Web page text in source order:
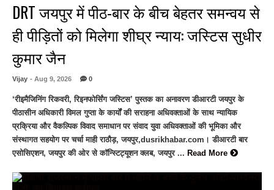
DRT जयपुर में पीठ-बार के बीच बेहतर समन्वय से
ही पीड़ितों को मिलेगा शीघ्र न्याय: जस्टिस सुधीर
कुमार जैन
Vijay - Aug 9, 2026 0
‘रीइमैजिनिंग रिकवरी, रिइनफोर्सिंग जस्टिस’ पुस्तक का अनावरण डीआरटी जयपुर के
पीठासीन अधिकारी विमल गुप्ता के कार्यों की सराहना अधिवक्ताओं के साथ न्यायिक
प्रक्रिया और वैकल्पिक विवाद समाधान पर संवाद युवा अधिवक्ताओं की भूमिका और
संस्थागत सहयोग पर चर्चा माही राठौड़, जयपुर,dusrikhabar.com। डीआरटी बार
एसोसिएशन, जयपुर की ओर से कॉन्स्टिट्यूशन क्लब, जयपुर ... Read More